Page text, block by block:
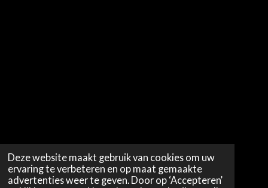
Deze website maakt gebruik van cookies om uw
ervaring te verbeteren en op maat gemaakte
advertenties weer te geven. Door op ‘Accepteren’